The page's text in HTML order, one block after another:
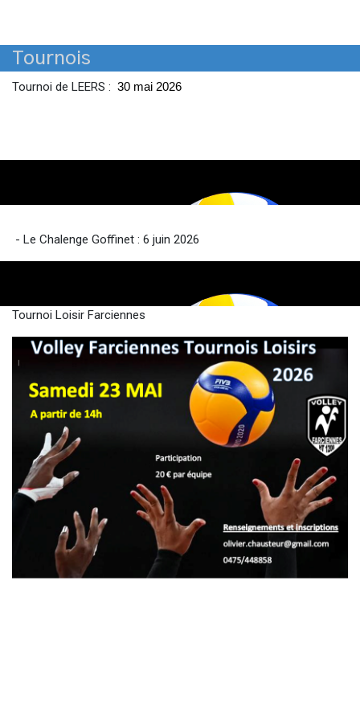
Tournois
Tournoi de LEERS : 30 mai 2026
- Le Chalenge Goffinet : 6 juin 2026
Tournoi Loisir Farciennes